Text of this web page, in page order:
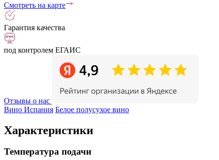
Смотреть на карте
Гарантия качества
под контролем ЕГАИС
Отзывы о нас
Вино Испания Белое полусухое вино
Характеристики
Температура подачи